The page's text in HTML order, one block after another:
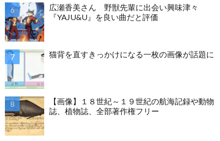
広瀬香美さん 野獣先輩に出会い興味津々
『YAJU&U』を良い曲だと評価
猫背を直すきっかけになる一枚の画像が話題に
【画像】１８世紀～１９世紀の航海記録や動物
誌、植物誌、全部著作権フリー